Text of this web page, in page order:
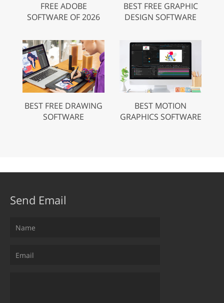
FREE ADOBE
SOFTWARE OF 2026
BEST FREE GRAPHIC
DESIGN SOFTWARE
BEST FREE DRAWING
SOFTWARE
BEST MOTION
GRAPHICS SOFTWARE
Send Email